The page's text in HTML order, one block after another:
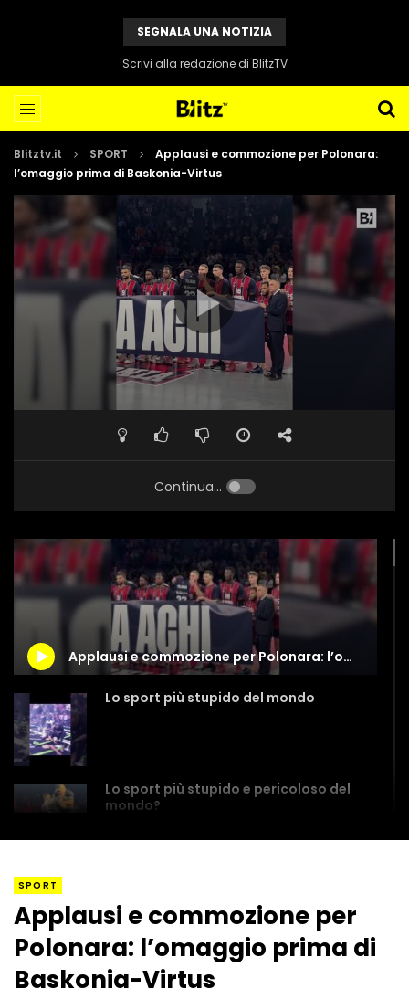
SEGNALA UNA NOTIZIA
Scrivi alla redazione di BlitzTV
Blitztv.it SPORT
Applausi e commozione per Polonara:
l’omaggio prima di Baskonia-Virtus
Continua...
Applausi e commozione per Polonara: l’omaggio prima di Baskonia-Virtus
Lo sport più stupido del mondo
Lo sport più stupido e pericoloso del
mondo?
Marchisio, che muscoli! L’allenamento
diventa una spinta a non mollare
SPORT
Applausi e commozione per
Polonara: l’omaggio prima di
Baskonia-Virtus